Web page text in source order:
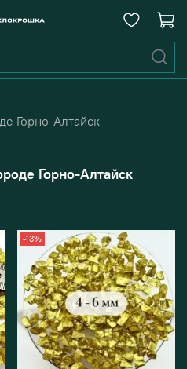
Горно-Алтайск
Горно-Алтайск
-13%